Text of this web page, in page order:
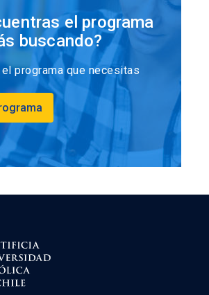
el programa
buscando?
programa que necesitas